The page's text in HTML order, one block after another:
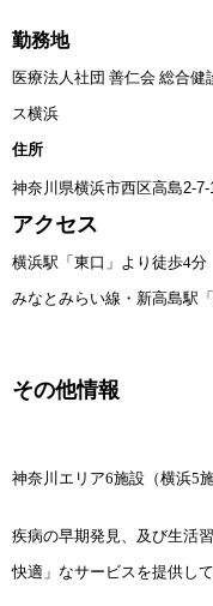
勤務地
医療法人社団 善仁会 総合
ス横浜
住所
神奈川県横浜市西区高島2-
アクセス
横浜駅「東口」より徒歩4分
みなとみらい線・新高島駅
その他情報
神奈川エリア6施設（横浜5
疾病の早期発見、及び生活
快適」なサービスを提供して